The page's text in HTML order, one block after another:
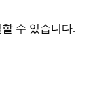
수 있습니다.